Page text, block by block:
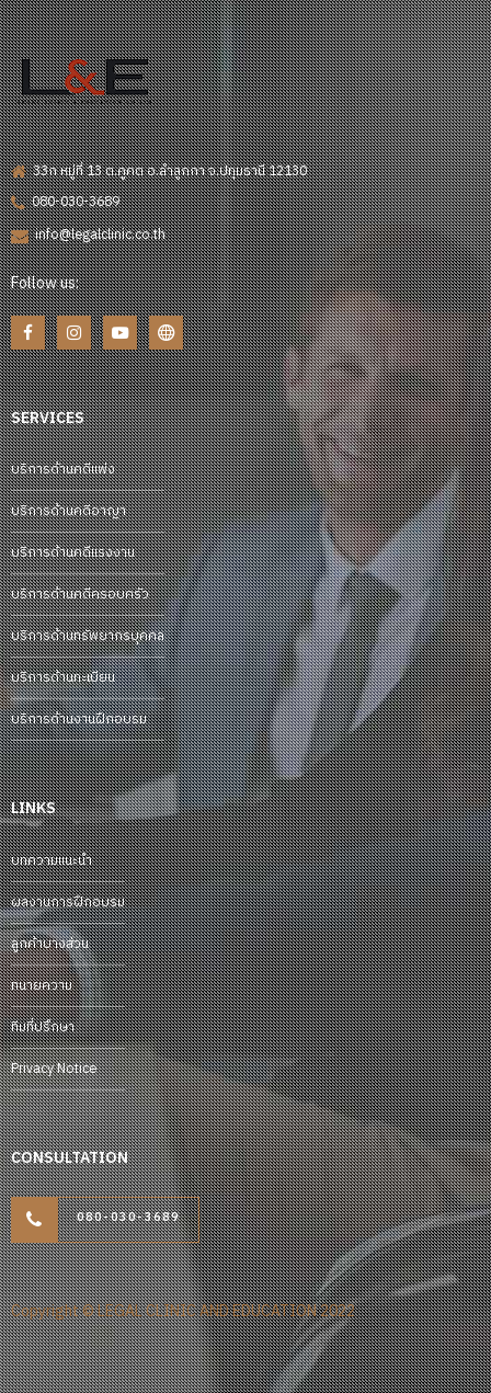
33ก หมู่ที่ 13 ต.คูคต อ.ลำลูกกา จ.ปทุมธานี 12130
080-030-3689
info@legalclinic.co.th
Follow us:
SERVICES
บริการด้านคดีแพ่ง
บริการด้านคดีอาญา
บริการด้านคดีแรงงาน
บริการด้านคดีครอบครัว
บริการด้านทรัพยากรบุคคล
บริการด้านทะเบียน
บริการด้านงานฝึกอบรม
LINKS
บทความแนะนำ
ผลงานการฝึกอบรม
ลูกค้าบางส่วน
ทนายความ
ทีมที่ปรึกษา
Privacy Notice
CONSULTATION
080-030-3689
Copyright © LEGAL CLINIC AND EDUCATION 2022